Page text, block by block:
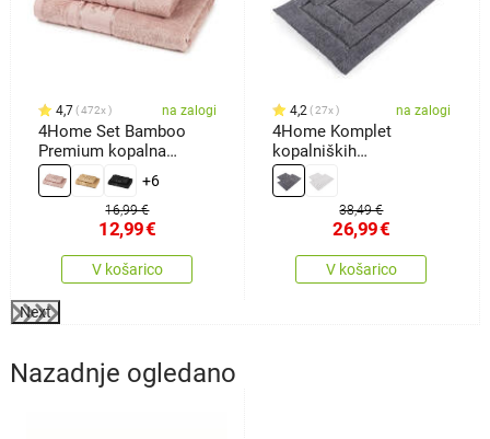
4,7 472x na zalogi
4Home Set Bamboo
Premium kopalna
brisača inbrisača roza,
70 x 140 cm, 50 x 100
+6
16,99 €
12,99€
V košarico
4,2 27x na zalogi
4Home Komplet
kopalniških
predpražnikov Retta, 50x
60 cm, 60 x 100 cm
38,49 €
26,99€
V košarico
Next
Nazadnje ogledano